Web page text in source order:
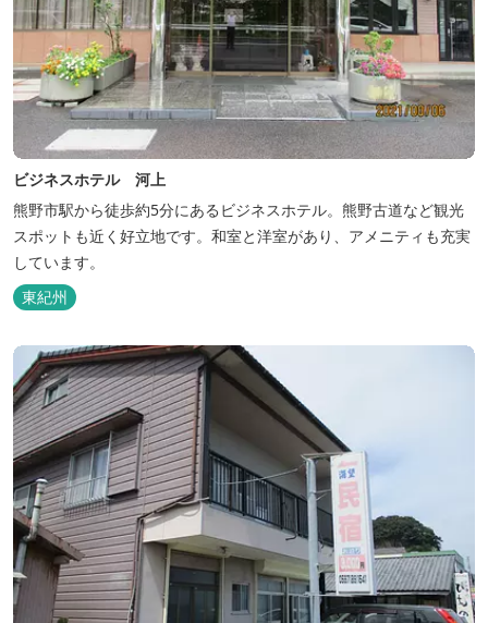
ビジネスホテル 河上
熊野市駅から徒歩約5分にあるビジネスホテル。熊野古道など観光
スポットも近く好立地です。和室と洋室があり、アメニティも充実
しています。
東紀州